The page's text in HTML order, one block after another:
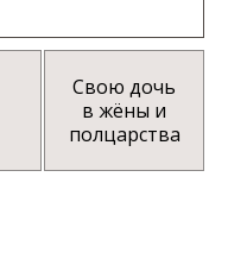
Свою дочь
в жёны и
полцарства